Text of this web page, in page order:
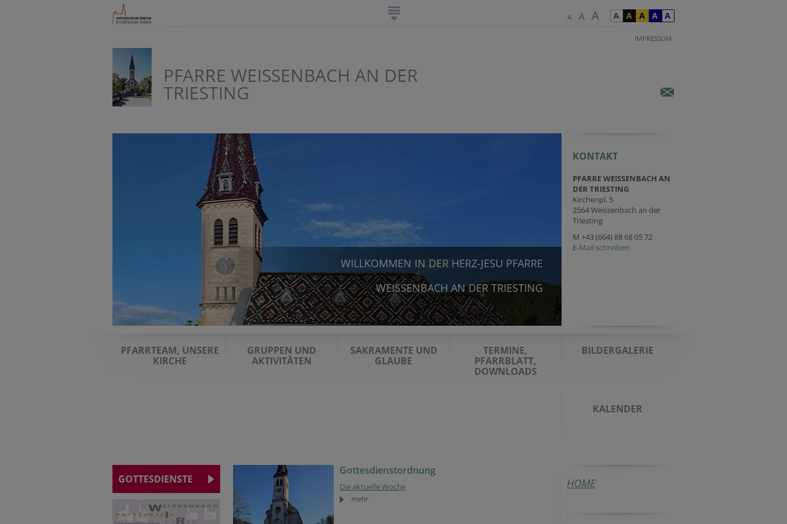
IMPRESSUM
PFARRE WEISSENBACH AN DER
TRIESTING
WILLKOMMEN IN DER HERZ-JESU PFARRE
WEISSENBACH AN DER TRIESTING
KONTAKT
PFARRE WEISSENBACH AN
DER TRIESTING
Kirchenpl. 5
2564 Weissenbach an der
Triesting
M +43 (664) 88 68 05 72
E-Mail schreiben
PFARRTEAM, UNSERE
KIRCHE
GRUPPEN UND
AKTIVITÄTEN
SAKRAMENTE UND
GLAUBE
TERMINE,
PFARRBLATT,
DOWNLOADS
BILDERGALERIE
KALENDER
GOTTESDIENSTE
Gottesdienstordnung
Die aktuelle Woche
mehr
HOME